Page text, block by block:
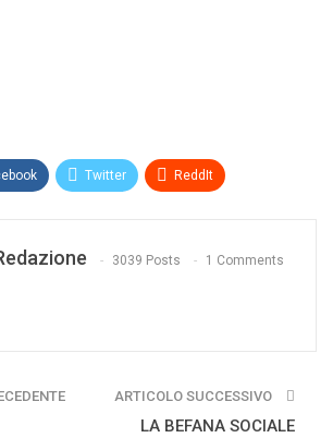
Twitter ReddIt
3039 Posts 1 Comments
ARTICOLO SUCCESSIVO
LA BEFANA SOCIALE